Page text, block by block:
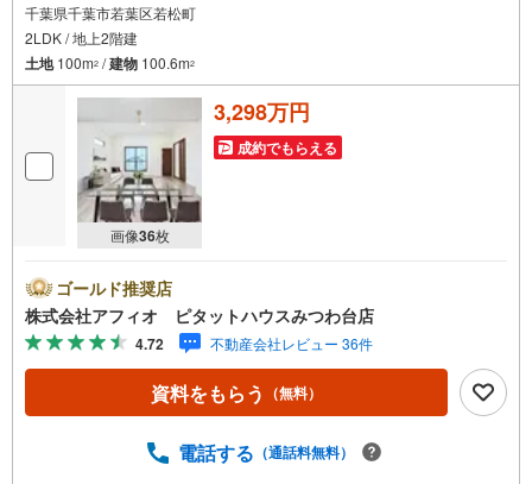
千葉県千葉市若葉区若松町
2LDK / 地上2階建
土地100m2 /建物 100.6m2
画像36枚
3,298万円
成約でもらえる
ゴールド推奨店
株式会社アフィオ ピタットハウスみつわ台店
4.72 不動産会社レビュー 36件
資料をもらう （無料）
電話する （通話料無料）